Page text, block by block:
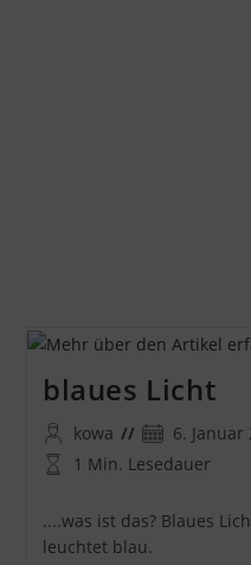
blaues Licht
Beitrags-
Autor:
kowa
Beitrag
veröffentlicht:
6. Januar
Lesedauer:
1 Min. Lesedauer
....was ist das? Blaues
leuchtet blau.